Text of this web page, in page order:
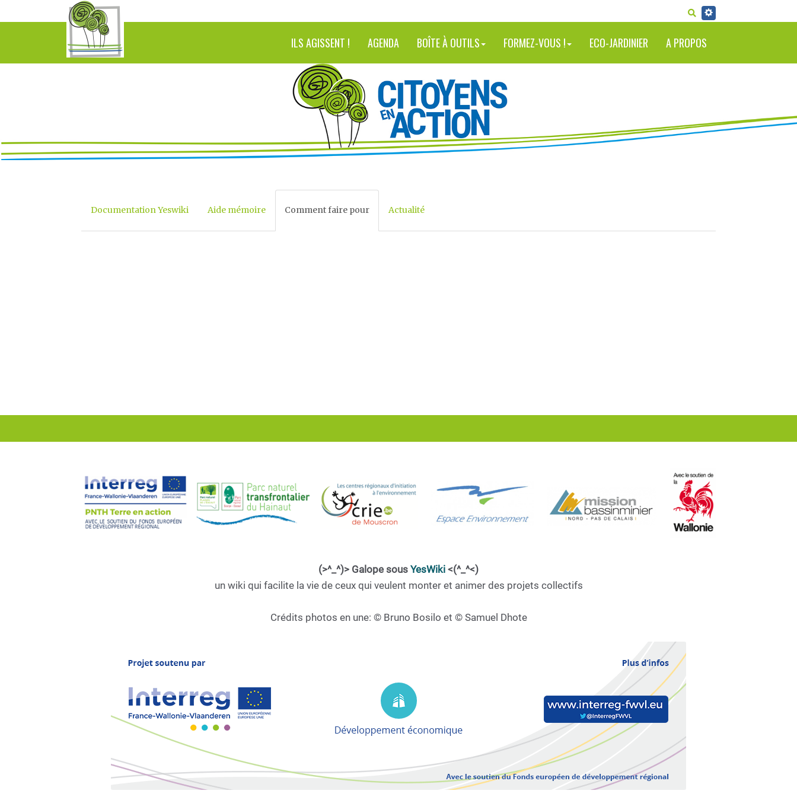
RECHERCHER
ILS AGISSENT ! AGENDA BOÎTE À OUTILS FORMEZ-VOUS ! ECO-JARDINIER A PROPOS
Documentation Yeswiki Aide mémoire Comment faire pour Actualité